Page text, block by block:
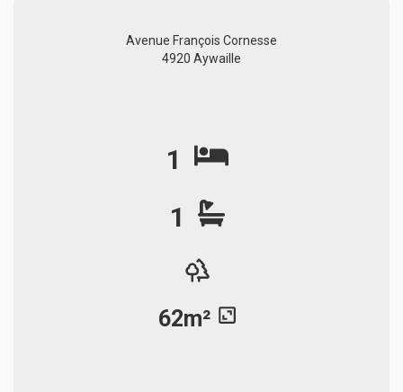
Avenue François Cornesse
4920 Aywaille
1
1
62m²